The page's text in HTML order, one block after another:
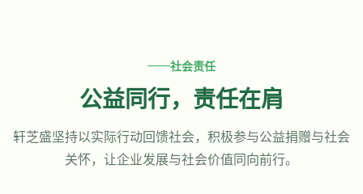
社会责任
公益同行，责任在肩
轩芝盛坚持以实际行动回馈社会，积极参与公益捐赠与社会
关怀，让企业发展与社会价值同向前行。